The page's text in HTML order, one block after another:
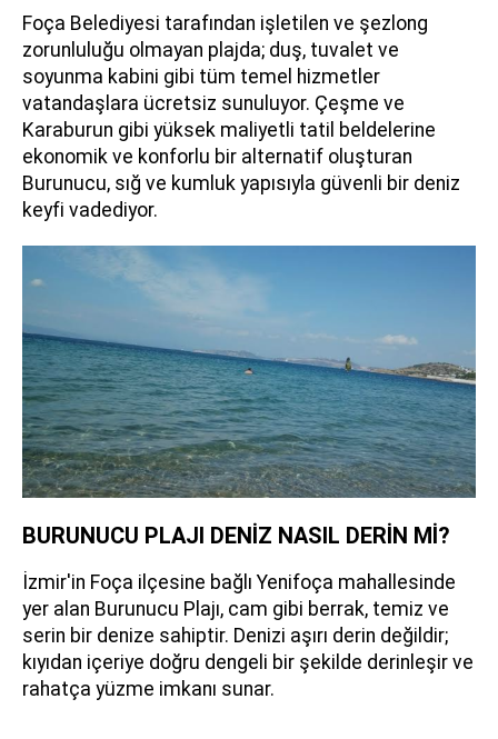
Foça Belediyesi tarafından işletilen ve şezlong
zorunluluğu olmayan plajda; duş, tuvalet ve
soyunma kabini gibi tüm temel hizmetler
vatandaşlara ücretsiz sunuluyor. Çeşme ve
Karaburun gibi yüksek maliyetli tatil beldelerine
ekonomik ve konforlu bir alternatif oluşturan
Burunucu, sığ ve kumluk yapısıyla güvenli bir deniz
keyfi vadediyor.
BURUNUCU PLAJI DENİZ NASIL DERİN Mİ?
İzmir'in Foça ilçesine bağlı Yenifoça mahallesinde
yer alan Burunucu Plajı, cam gibi berrak, temiz ve
serin bir denize sahiptir. Denizi aşırı derin değildir;
kıyıdan içeriye doğru dengeli bir şekilde derinleşir ve
rahatça yüzme imkanı sunar.